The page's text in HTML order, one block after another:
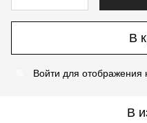
В
Войти для отображения
В